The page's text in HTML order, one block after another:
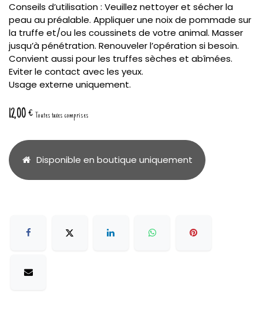
Conseils d’utilisation : Veuillez nettoyer et sécher la
peau au préalable. Appliquer une noix de pommade sur
la truffe et/ou les coussinets de votre animal. Masser
jusqu’à pénétration. Renouveler l’opération si besoin.
Convient aussi pour les truffes sèches et abîmées.
Eviter le contact avec les yeux.
Usage externe uniquement.
12,00€ Toutes taxes comprises
Disponible en boutique uniquement